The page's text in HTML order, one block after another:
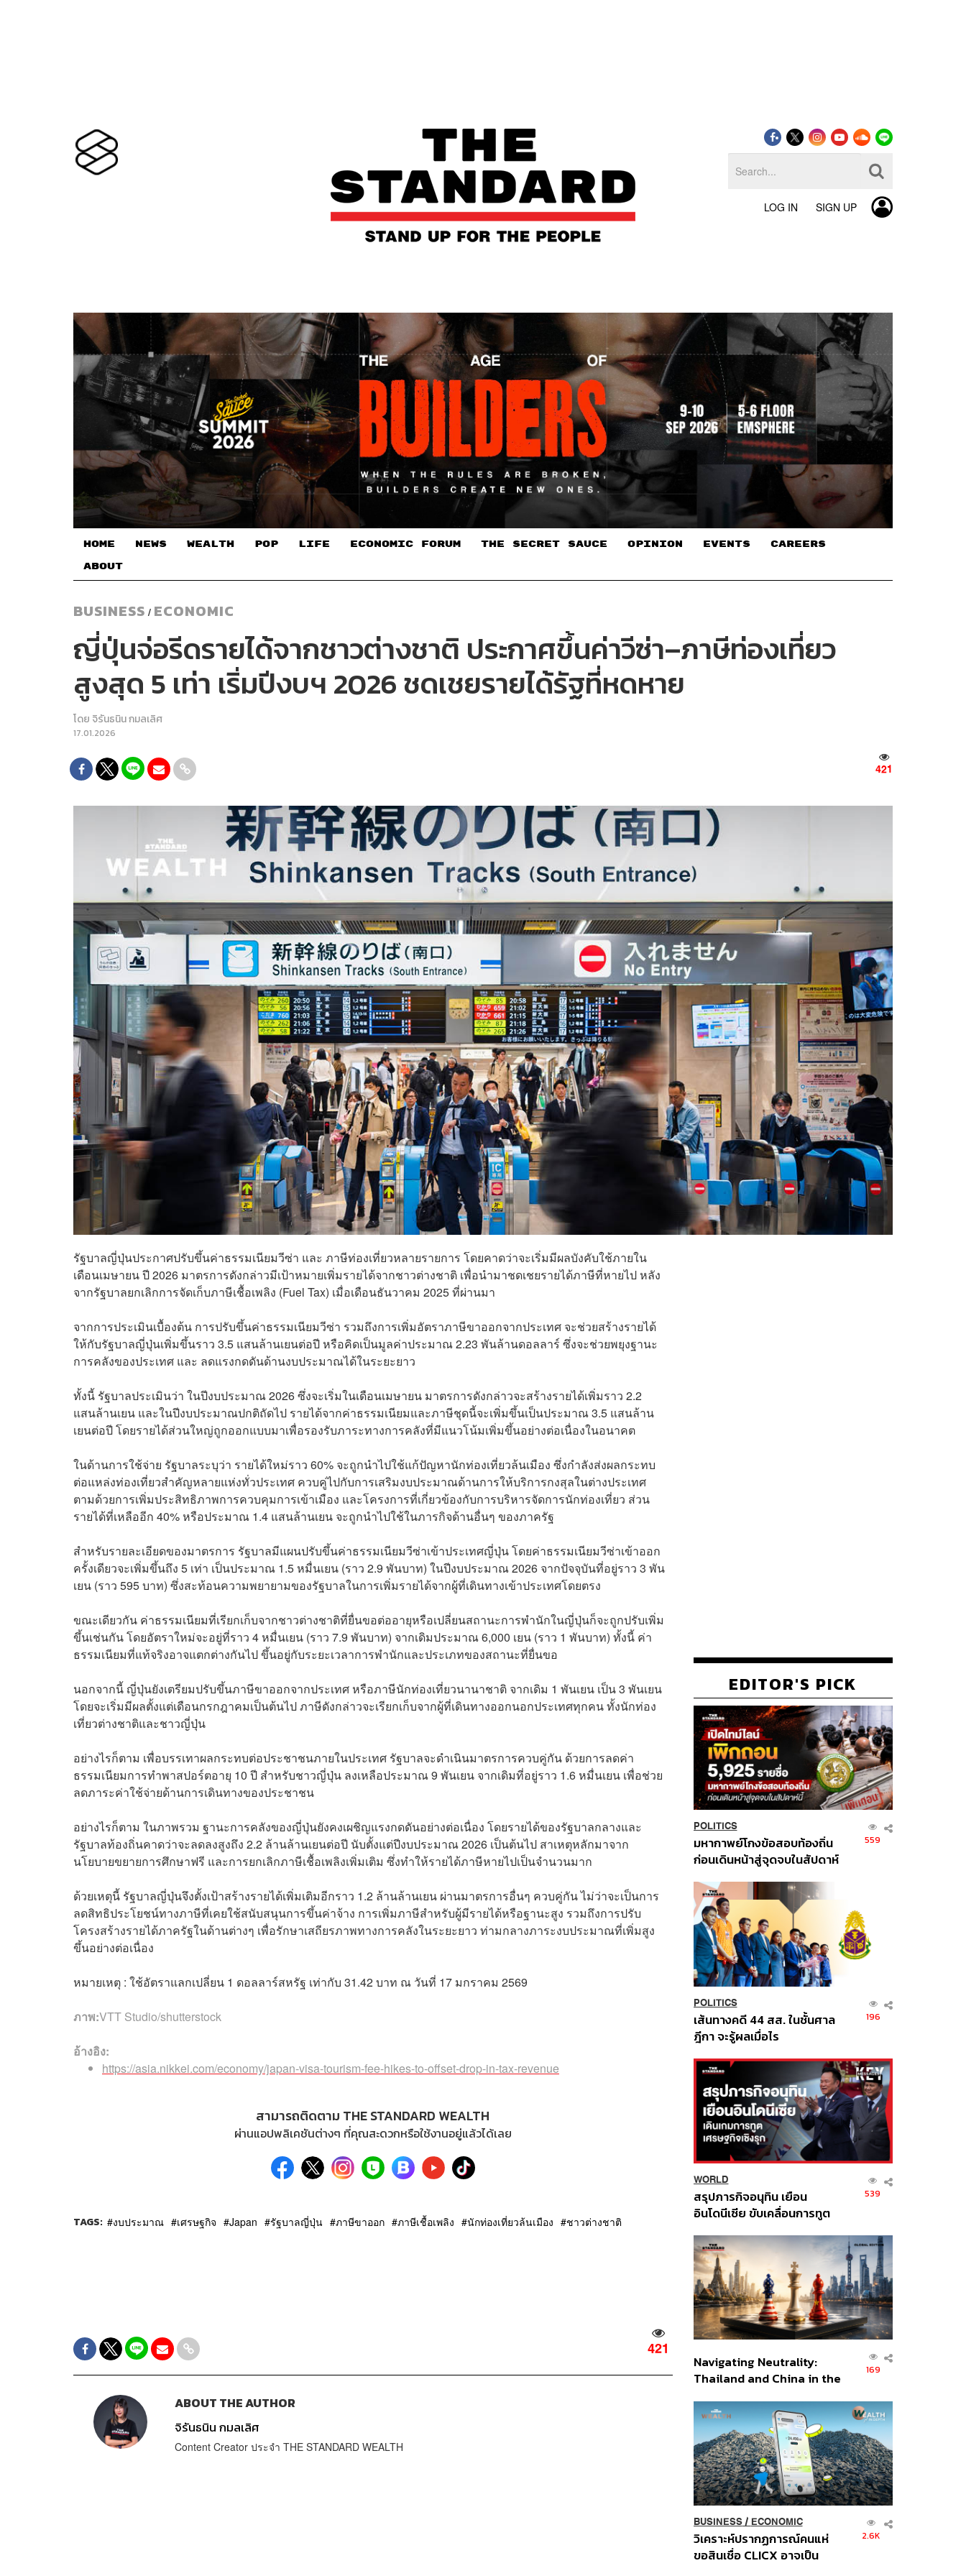
LOG IN SIGN UP
HOME NEWS WEALTH POP LIFE ECONOMIC FORUM THE SECRET SAUCE​ OPINION EVENTS CAREERS
ABOUT
BUSINESS / ECONOMIC
ญี่ปุ่นจ่อรีดรายได้จากชาวต่างชาติ ประกาศขึ้นค่าวีซ่า–ภาษีท่องเที่ยว
สูงสุด 5 เท่า เริ่มปีงบฯ 2026 ชดเชยรายได้รัฐที่หดหาย
โดย จิรันธนิน กมลเลิศ
17.01.2026
421
รัฐบาลญี่ปุ่นประกาศปรับขึ้นค่าธรรมเนียมวีซ่า และ ภาษีท่องเที่ยวหลายรายการ โดยคาดว่าจะเริ่มมีผลบังคับใช้ภายใน
เดือนเมษายน ปี 2026 มาตรการดังกล่าวมีเป้าหมายเพิ่มรายได้จากชาวต่างชาติ เพื่อนำมาชดเชยรายได้ภาษีที่หายไป หลัง
จากรัฐบาลยกเลิกการจัดเก็บภาษีเชื้อเพลิง (Fuel Tax) เมื่อเดือนธันวาคม 2025 ที่ผ่านมา
จากการประเมินเบื้องต้น การปรับขึ้นค่าธรรมเนียมวีซ่า รวมถึงการเพิ่มอัตราภาษีขาออกจากประเทศ จะช่วยสร้างรายได้
ให้กับรัฐบาลญี่ปุ่นเพิ่มขึ้นราว 3.5 แสนล้านเยนต่อปี หรือคิดเป็นมูลค่าประมาณ 2.23 พันล้านดอลลาร์ ซึ่งจะช่วยพยุงฐานะ
การคลังของประเทศ และ ลดแรงกดดันด้านงบประมาณได้ในระยะยาว
ทั้งนี้ รัฐบาลประเมินว่า ในปีงบประมาณ 2026 ซึ่งจะเริ่มในเดือนเมษายน มาตรการดังกล่าวจะสร้างรายได้เพิ่มราว 2.2
แสนล้านเยน และในปีงบประมาณปกติถัดไป รายได้จากค่าธรรมเนียมและภาษีชุดนี้จะเพิ่มขึ้นเป็นประมาณ 3.5 แสนล้าน
เยนต่อปี โดยรายได้ส่วนใหญ่ถูกออกแบบมาเพื่อรองรับภาระทางการคลังที่มีแนวโน้มเพิ่มขึ้นอย่างต่อเนื่องในอนาคต
ในด้านการใช้จ่าย รัฐบาลระบุว่า รายได้ใหม่ราว 60% จะถูกนำไปใช้แก้ปัญหานักท่องเที่ยวล้นเมือง ซึ่งกำลังส่งผลกระทบ
ต่อแหล่งท่องเที่ยวสำคัญหลายแห่งทั่วประเทศ ควบคู่ไปกับการเสริมงบประมาณด้านการให้บริการกงสุลในต่างประเทศ
ตามด้วยการเพิ่มประสิทธิภาพการควบคุมการเข้าเมือง และโครงการที่เกี่ยวข้องกับการบริหารจัดการนักท่องเที่ยว ส่วน
รายได้ที่เหลืออีก 40% หรือประมาณ 1.4 แสนล้านเยน จะถูกนำไปใช้ในภารกิจด้านอื่นๆ ของภาครัฐ
สำหรับรายละเอียดของมาตรการ รัฐบาลมีแผนปรับขึ้นค่าธรรมเนียมวีซ่าเข้าประเทศญี่ปุ่น โดยค่าธรรมเนียมวีซ่าเข้าออก
ครั้งเดียวจะเพิ่มขึ้นถึง 5 เท่า เป็นประมาณ 1.5 หมื่นเยน (ราว 2.9 พันบาท) ในปีงบประมาณ 2026 จากปัจจุบันที่อยู่ราว 3 พัน
เยน (ราว 595 บาท) ซึ่งสะท้อนความพยายามของรัฐบาลในการเพิ่มรายได้จากผู้ที่เดินทางเข้าประเทศโดยตรง
ขณะเดียวกัน ค่าธรรมเนียมที่เรียกเก็บจากชาวต่างชาติที่ยื่นขอต่ออายุหรือเปลี่ยนสถานะการพำนักในญี่ปุ่นก็จะถูกปรับเพิ่ม
ขึ้นเช่นกัน โดยอัตราใหม่จะอยู่ที่ราว 4 หมื่นเยน (ราว 7.9 พันบาท) จากเดิมประมาณ 6,000 เยน (ราว 1 พันบาท) ทั้งนี้ ค่า
ธรรมเนียมที่แท้จริงอาจแตกต่างกันไป ขึ้นอยู่กับระยะเวลาการพำนักและประเภทของสถานะที่ยื่นขอ
นอกจากนี้ ญี่ปุ่นยังเตรียมปรับขึ้นภาษีขาออกจากประเทศ หรือภาษีนักท่องเที่ยวนานาชาติ จากเดิม 1 พันเยน เป็น 3 พันเยน
โดยจะเริ่มมีผลตั้งแต่เดือนกรกฎาคมเป็นต้นไป ภาษีดังกล่าวจะเรียกเก็บจากผู้ที่เดินทางออกนอกประเทศทุกคน ทั้งนักท่อง
เที่ยวต่างชาติและชาวญี่ปุ่น
อย่างไรก็ตาม เพื่อบรรเทาผลกระทบต่อประชาชนภายในประเทศ รัฐบาลจะดำเนินมาตรการควบคู่กัน ด้วยการลดค่า
ธรรมเนียมการทำพาสปอร์ตอายุ 10 ปี สำหรับชาวญี่ปุ่น ลงเหลือประมาณ 9 พันเยน จากเดิมที่อยู่ราว 1.6 หมื่นเยน เพื่อช่วย
ลดภาระค่าใช้จ่ายด้านการเดินทางของประชาชน
อย่างไรก็ตาม ในภาพรวม ฐานะการคลังของญี่ปุ่นยังคงเผชิญแรงกดดันอย่างต่อเนื่อง โดยรายได้ของรัฐบาลกลางและ
รัฐบาลท้องถิ่นคาดว่าจะลดลงสูงถึง 2.2 ล้านล้านเยนต่อปี นับตั้งแต่ปีงบประมาณ 2026 เป็นต้นไป สาเหตุหลักมาจาก
นโยบายขยายการศึกษาฟรี และการยกเลิกภาษีเชื้อเพลิงเพิ่มเติม ซึ่งทำให้รายได้ภาษีหายไปเป็นจำนวนมาก
ด้วยเหตุนี้ รัฐบาลญี่ปุ่นจึงตั้งเป้าสร้างรายได้เพิ่มเติมอีกราว 1.2 ล้านล้านเยน ผ่านมาตรการอื่นๆ ควบคู่กัน ไม่ว่าจะเป็นการ
ลดสิทธิประโยชน์ทางภาษีที่เคยใช้สนับสนุนการขึ้นค่าจ้าง การเพิ่มภาษีสำหรับผู้มีรายได้หรือฐานะสูง รวมถึงการปรับ
โครงสร้างรายได้ภาครัฐในด้านต่างๆ เพื่อรักษาเสถียรภาพทางการคลังในระยะยาว ท่ามกลางภาระงบประมาณที่เพิ่มสูง
ขึ้นอย่างต่อเนื่อง
หมายเหตุ : ใช้อัตราแลกเปลี่ยน 1 ดอลลาร์สหรัฐ เท่ากับ 31.42 บาท ณ วันที่ 17 มกราคม 2569
ภาพ:VTT Studio/shutterstock
อ้างอิง:
https://asia.nikkei.com/economy/japan-visa-tourism-fee-hikes-to-offset-drop-in-tax-revenue
สามารถติดตาม THE STANDARD WEALTH
ผ่านแอปพลิเคชันต่างๆ ที่คุณสะดวกหรือใช้งานอยู่แล้วได้เลย
TAGS: งบประมาณ เศรษฐกิจ Japan รัฐบาลญี่ปุ่น ภาษีขาออก ภาษีเชื้อเพลิง นักท่องเที่ยวล้นเมือง ชาวต่างชาติ
421
ABOUT THE AUTHOR
จิรันธนิน กมลเลิศ
Content Creator ประจำ THE STANDARD WEALTH
EDITOR'S PICK
POLITICS
มหากาพย์โกงข้อสอบท้องถิ่น
ก่อนเดินหน้าสู่จุดจบในสัปดาห์
559
POLITICS
เส้นทางคดี 44 สส. ในชั้นศาล
ฎีกา จะรู้ผลเมื่อไร
196
WORLD
สรุปภารกิจอนุทิน เยือน
อินโดนีเซีย ขับเคลื่อนการทูต
ส่วนยุทธศาสตร์ไทย –
อินโดนีเซีย
539
Navigating Neutrality:
Thailand and China in the
Order
169
BUSINESS/ ECONOMIC
วิเคราะห์ปรากฏการณ์คนแห่
ขอสินเชื่อ CLICX อาจเป็น
2.6K